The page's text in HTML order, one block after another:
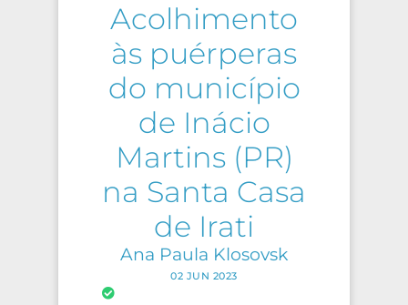
Acolhimento
às puérperas
do município
de Inácio
Martins (PR)
na Santa Casa
de Irati
Ana Paula Klosovsk
02 JUN 2023